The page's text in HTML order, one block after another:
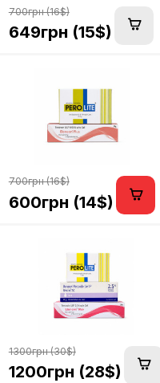
700грн (16$)
649грн (15$)
700грн (16$)
600грн (14$)
1300грн (30$)
1200грн (28$)